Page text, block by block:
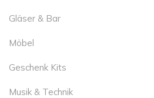
Gläser & Bar
Möbel
Geschenk Kits
Musik & Technik